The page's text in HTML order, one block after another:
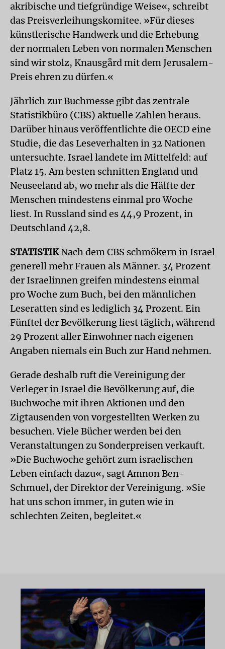
akribische und tiefgründige Weise«, schreibt
das Preisverleihungskomitee. »Für dieses
künstlerische Handwerk und die Erhebung
der normalen Leben von normalen Menschen
sind wir stolz, Knausgård mit dem Jerusalem-
Preis ehren zu dürfen.«
Jährlich zur Buchmesse gibt das zentrale
Statistikbüro (CBS) aktuelle Zahlen heraus.
Darüber hinaus veröffentlichte die OECD eine
Studie, die das Leseverhalten in 32 Nationen
untersuchte. Israel landete im Mittelfeld: auf
Platz 15. Am besten schnitten England und
Neuseeland ab, wo mehr als die Hälfte der
Menschen mindestens einmal pro Woche
liest. In Russland sind es 44,9 Prozent, in
Deutschland 42,8.
STATISTIKNach dem CBS schmökern in Israel
generell mehr Frauen als Männer. 34 Prozent
der Israelinnen greifen mindestens einmal
pro Woche zum Buch, bei den männlichen
Leseratten sind es lediglich 34 Prozent. Ein
Fünftel der Bevölkerung liest täglich, während
29 Prozent aller Einwohner nach eigenen
Angaben niemals ein Buch zur Hand nehmen.
Gerade deshalb ruft die Vereinigung der
Verleger in Israel die Bevölkerung auf, die
Buchwoche mit ihren Aktionen und den
Zigtausenden von vorgestellten Werken zu
besuchen. Viele Bücher werden bei den
Veranstaltungen zu Sonderpreisen verkauft.
»Die Buchwoche gehört zum israelischen
Leben einfach dazu«, sagt Amnon Ben-
Schmuel, der Direktor der Vereinigung. »Sie
hat uns schon immer, in guten wie in
schlechten Zeiten, begleitet.«